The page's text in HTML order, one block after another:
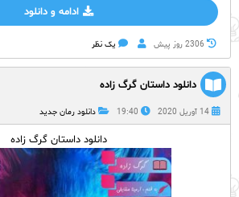
ادامه و دانلود
2306 روز پيش یک نظر
دانلود داستان گرگ زاده
14 آوریل 2020 19:40 دانلود رمان جدید
دانلود داستان گرگ زاده